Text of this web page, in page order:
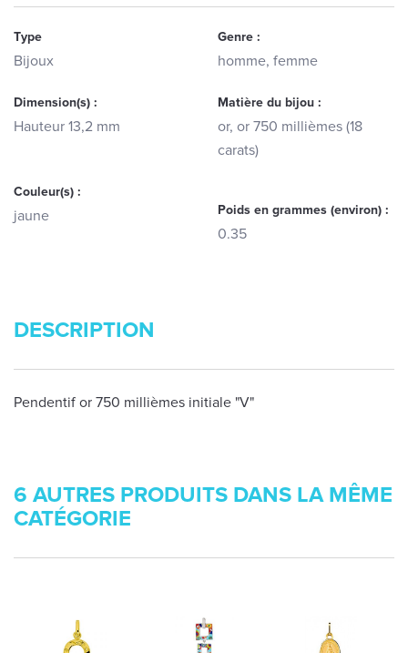
Type
Bijoux
Genre :
homme, femme
Dimension(s) :
Hauteur 13,2 mm
Matière du bijou :
or, or 750 millièmes (18
carats)
Couleur(s) :
jaune Poids en grammes (environ) :
0.35
DESCRIPTION
Pendentif or 750 millièmes initiale "V"
6 AUTRES PRODUITS DANS LA MÊME
CATÉGORIE